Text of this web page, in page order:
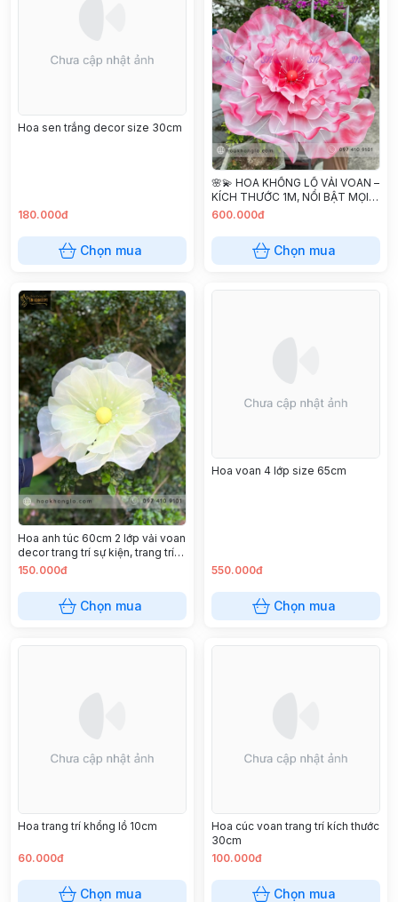
Hoa sen trắng decor size 30cm
180.000đ
Chọn mua
🌸💫 HOA KHỔNG LỒ VẢI VOAN –
KÍCH THƯỚC 1M, NỔI BẬT MỌI
GÓC NHÌN 💫🌸
600.000đ
Chọn mua
Hoa anh túc 60cm 2 lớp vải voan
decor trang trí sự kiện, trang trí
quán ăn
150.000đ
Chọn mua
Hoa voan 4 lớp size 65cm
550.000đ
Chọn mua
Hoa trang trí khổng lồ 10cm
60.000đ
Chọn mua
Hoa cúc voan trang trí kích thước
30cm
100.000đ
Chọn mua